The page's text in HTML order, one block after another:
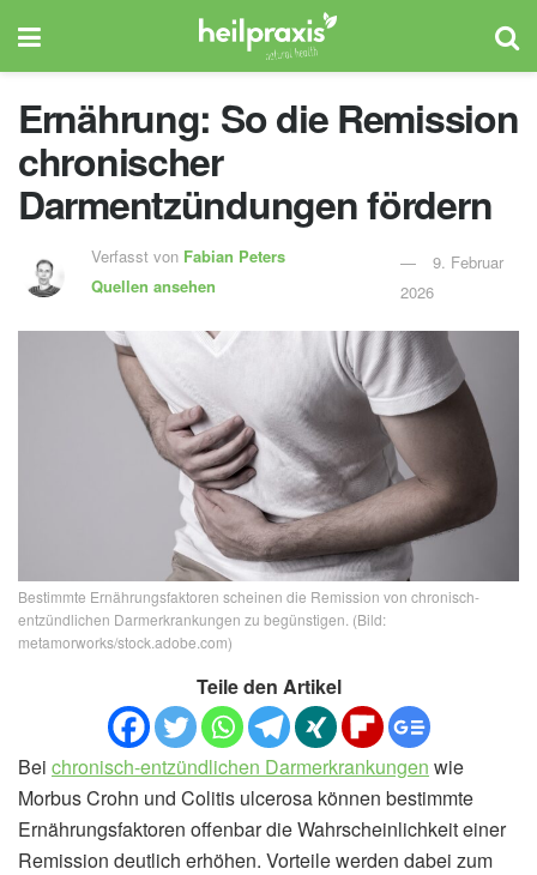
Ernährung: So die Remission
chronischer
Darmentzündungen fördern
Verfasst von Fabian Peters
Quellen ansehen
9. Februar
2026
Bestimmte Ernährungsfaktoren scheinen die Remission von chronisch-
entzündlichen Darmerkrankungen zu begünstigen. (Bild:
metamorworks/stock.adobe.com)
Teile den Artikel
Bei chronisch-entzündlichen Darmerkrankungen wie
Morbus Crohn und Colitis ulcerosa können bestimmte
Ernährungsfaktoren offenbar die Wahrscheinlichkeit einer
Remission deutlich erhöhen. Vorteile werden dabei zum